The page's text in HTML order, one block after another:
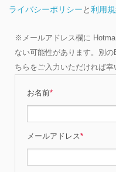
ライバシーポリシーと利用
※メールアドレス欄に
ない可能性があります。別
ちらをご入力いただければ幸
お名前*
メールアドレス*